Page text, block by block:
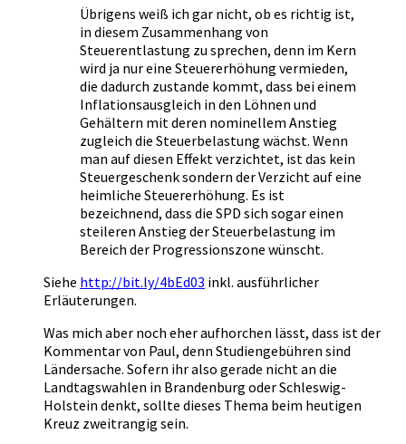
Übrigens weiß ich gar nicht, ob es richtig ist,
in diesem Zusammenhang von
Steuerentlastung zu sprechen, denn im Kern
wird ja nur eine Steuererhöhung vermieden,
die dadurch zustande kommt, dass bei einem
Inflationsausgleich in den Löhnen und
Gehältern mit deren nominellem Anstieg
zugleich die Steuerbelastung wächst. Wenn
man auf diesen Effekt verzichtet, ist das kein
Steuergeschenk sondern der Verzicht auf eine
heimliche Steuererhöhung. Es ist
bezeichnend, dass die SPD sich sogar einen
steileren Anstieg der Steuerbelastung im
Bereich der Progressionszone wünscht.
Siehe http://bit.ly/4bEd03 inkl. ausführlicher
Erläuterungen.
Was mich aber noch eher aufhorchen lässt, dass ist der
Kommentar von Paul, denn Studiengebühren sind
Ländersache. Sofern ihr also gerade nicht an die
Landtagswahlen in Brandenburg oder Schleswig-
Holstein denkt, sollte dieses Thema beim heutigen
Kreuz zweitrangig sein.